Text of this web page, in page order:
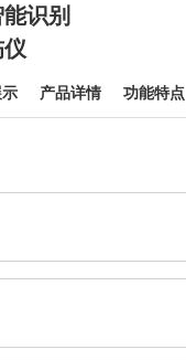
识别
产品详情 功能特点